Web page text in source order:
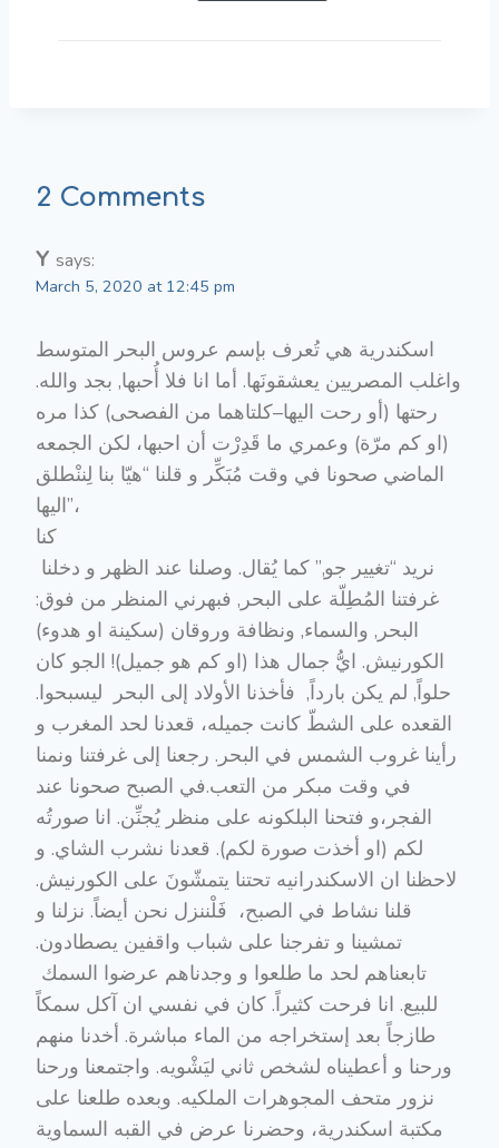
2 Comments
Y says:
March 5, 2020 at 12:45 pm
اسكندرية هي تُعرف بإسم عروس البحر المتوسط
واغلب المصريين يعشقونَها. أما انا فلا أُحبها, بجد والله.
رحتها (أو رحت اليها–كلتاهما من الفصحى) كذا مره
(او كم مرّة) وعمري ما قَدِرْت أن احبها، لكن الجمعه
الماضي صحونا في وقت مُبَكِّر و قلنا “هيّا بنا لِننْطلق
اليها”،
كنا
غرفتنا المُطِلّة على البحر, فبهرني المنظر من فوق:
البحر, والسماء, ونظافة وروقان (سكينة او هدوء)
الكورنيش. ايُّ جمال هذا (او كم هو جميل)! الجو كان
حلواً, لم يكن بارداً, فأخذنا الأولاد إلى البحر ليسبحوا.
القعده على الشطّ كانت جميله، قعدنا لحد المغرب و
رأينا غروب الشمس في البحر. رجعنا إلى غرفتنا ونمنا
في وقت مبكر من التعب.في الصبح صحونا عند
الفجر،و فتحنا البلكونه على منظر يُجنِّن. انا صورتُه
لكم (او أخذت صورة لكم). قعدنا نشرب الشاي. و
لاحظنا ان الاسكندرانيه تحتنا يتمشّونَ على الكورنيش.
قلنا نشاط في الصبح، فَلْننزل نحن أيضاً. نزلنا و
تمشينا و تفرجنا على شباب واقفين يصطادون.
تابعناهم لحد ما طلعوا و وجدناهم عرضوا السمك
للبيع. انا فرحت كثيراً. كان في نفسي ان آكل سمكاً
طازجاً بعد إستخراجه من الماء مباشرة. أخدنا منهم
ورحنا و أعطيناه لشخص ثاني ليَشْويه. واجتمعنا ورحنا
نزور متحف المجوهرات الملكيه. وبعده طلعنا على
مكتبة اسكندرية، وحضرنا عرض في القبه السماوية